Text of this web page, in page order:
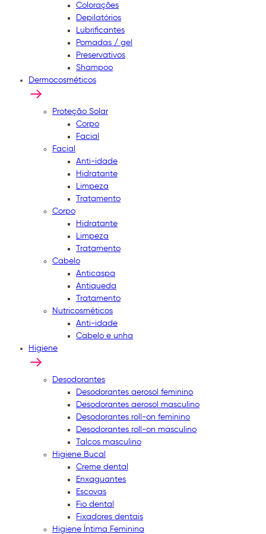
Colorações
Depilatórios
Lubrificantes
Pomadas / gel
Preservativos
Shampoo
Dermocosméticos
Proteção Solar
Corpo
Facial
Facial
Anti-idade
Hidratante
Limpeza
Tratamento
Corpo
Hidratante
Limpeza
Tratamento
Cabelo
Anticaspa
Antiqueda
Tratamento
Nutricosméticos
Anti-idade
Cabelo e unha
Higiene
Desodorantes
Desodorantes aerosol feminino
Desodorantes aerosol masculino
Desodorantes roll-on feminino
Desodorantes roll-on masculino
Talcos masculino
Higiene Bucal
Creme dental
Enxaguantes
Escovas
Fio dental
Fixadores dentais
Higiene Íntima Feminina